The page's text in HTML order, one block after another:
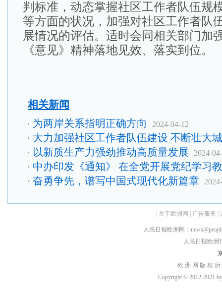
判标准，动态掌握社区工作者队伍规
等方面的状况，加强对社区工作者队
展情况的评估。适时会同相关部门加
《意见》精神落地见效、落实到位。
相关新闻
为两岸关系指明正确方向
2024-04-12
大力加强社区工作者队伍建设 不断壮大
以新质生产力强劲推动高质量发展 2024-
中办印发《通知》 在全党开展党纪学习
奋勇争先，谱写中国式现代化新篇章
关于欧洲网 广告服务
人民日报欧洲网：
人民日报欧洲
欧 洲 网 版 权
Copyright © 2012-2021